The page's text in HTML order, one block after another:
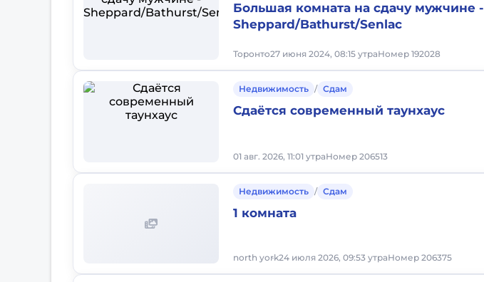
Большая комната на сдачу мужчине -
Sheppard/Bathurst/Senlac
Торонто27 июня 2024, 08:15 утраНомер 192028
Недвижимость / Сдам
Сдаётся современный таунхаус
01 авг. 2026, 11:01 утраНомер 206513
Недвижимость / Сдам
1 комната
north york24 июля 2026, 09:53 утраНомер 206375